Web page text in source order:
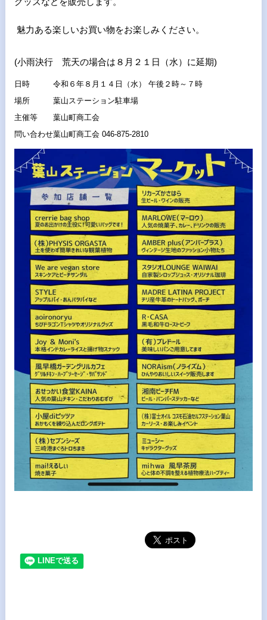
魅力ある楽しいお買い物をお楽しみください。
(小雨決行 荒天の場合は８月２１日（水）に延期)
日時
令和６年８月１４日（水） 午後２時～７時
場所
葉山ステーション駐車場
主催等
葉山町商工会
問い合わせ葉山町商工会 046-875-2810